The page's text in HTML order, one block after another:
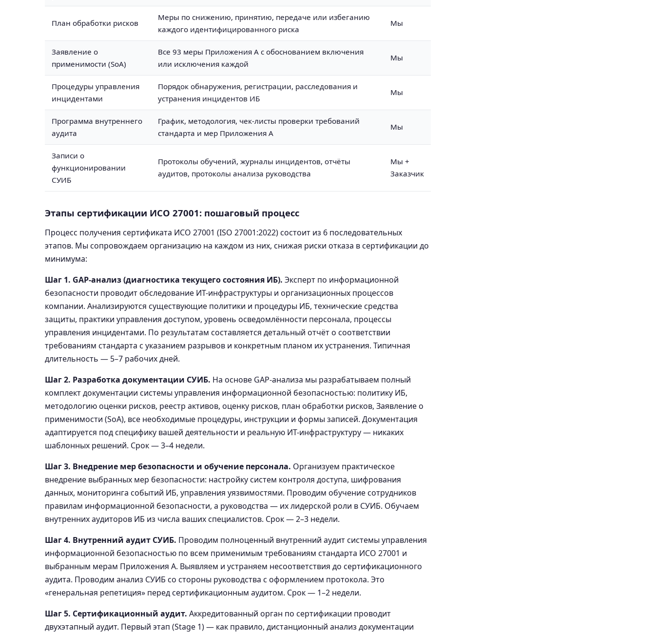
План обработки рисков
Меры по снижению, принятию, передаче или избеганию
каждого идентифицированного риска
Мы
Заявление о
применимости (SoA)
Все 93 меры Приложения А с обоснованием включения
или исключения каждой
Мы
Процедуры управления
инцидентами
Порядок обнаружения, регистрации, расследования и
устранения инцидентов ИБ
Мы
Программа внутреннего
аудита
График, методология, чек-листы проверки требований
стандарта и мер Приложения А
Мы
Записи о
функционировании
СУИБ
Протоколы обучений, журналы инцидентов, отчёты
аудитов, протоколы анализа руководства
Мы +
Заказчик
Этапы сертификации ИСО 27001: пошаговый процесс
Процесс получения сертификата ИСО 27001 (ISO 27001:2022) состоит из 6 последовательных
этапов. Мы сопровождаем организацию на каждом из них, снижая риски отказа в сертификации до
минимума:
Шаг 1. GAP-анализ (диагностика текущего состояния ИБ). Эксперт по информационной
безопасности проводит обследование ИТ-инфраструктуры и организационных процессов
компании. Анализируются существующие политики и процедуры ИБ, технические средства
защиты, практики управления доступом, уровень осведомлённости персонала, процессы
управления инцидентами. По результатам составляется детальный отчёт о соответствии
требованиям стандарта с указанием разрывов и конкретным планом их устранения. Типичная
длительность — 5–7 рабочих дней.
Шаг 2. Разработка документации СУИБ. На основе GAP-анализа мы разрабатываем полный
комплект документации системы управления информационной безопасностью: политику ИБ,
методологию оценки рисков, реестр активов, оценку рисков, план обработки рисков, Заявление о
применимости (SoA), все необходимые процедуры, инструкции и формы записей. Документация
адаптируется под специфику вашей деятельности и реальную ИТ-инфраструктуру — никаких
шаблонных решений. Срок — 3–4 недели.
Шаг 3. Внедрение мер безопасности и обучение персонала. Организуем практическое
внедрение выбранных мер безопасности: настройку систем контроля доступа, шифрования
данных, мониторинга событий ИБ, управления уязвимостями. Проводим обучение сотрудников
правилам информационной безопасности, а руководства — их лидерской роли в СУИБ. Обучаем
внутренних аудиторов ИБ из числа ваших специалистов. Срок — 2–3 недели.
Шаг 4. Внутренний аудит СУИБ. Проводим полноценный внутренний аудит системы управления
информационной безопасностью по всем применимым требованиям стандарта ИСО 27001 и
выбранным мерам Приложения А. Выявляем и устраняем несоответствия до сертификационного
аудита. Проводим анализ СУИБ со стороны руководства с оформлением протокола. Это
«генеральная репетиция» перед сертификационным аудитом. Срок — 1–2 недели.
Шаг 5. Сертификационный аудит. Аккредитованный орган по сертификации проводит
двухэтапный аудит. Первый этап (Stage 1) — как правило, дистанционный анализ документации